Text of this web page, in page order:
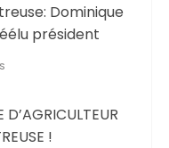
Dominique
président
D’AGRICULTEUR
!